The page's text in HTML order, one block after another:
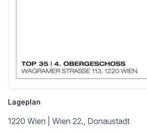
Lageplan
1220 Wien | Wien 22., Donaustadt